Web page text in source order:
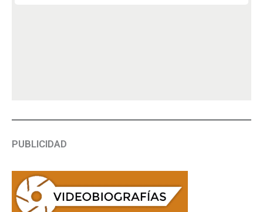
PUBLICIDAD